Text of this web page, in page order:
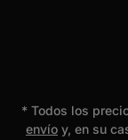
* Todos los
envío y, en su